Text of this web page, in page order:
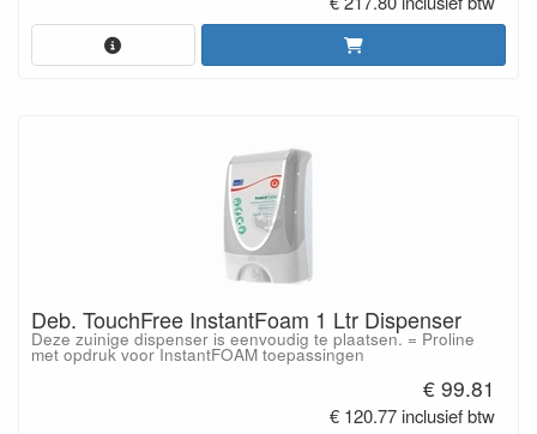
Deb. TouchFree InstantFoam 1 Ltr Dispenser
Deze zuinige dispenser is eenvoudig te plaatsen. = Proline
met opdruk voor InstantFOAM toepassingen
€ 99.81
€ 120.77 inclusief btw